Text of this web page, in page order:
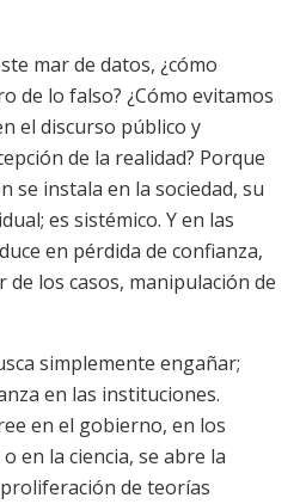
mar de datos, ¿cómo
de lo falso? ¿Cómo evitamos
el discurso público y
de la realidad? Porque
se instala en la sociedad, su
es sistémico. Y en las
en pérdida de confianza,
los casos, manipulación de
simplemente engañar;
en las instituciones.
en el gobierno, en los
en la ciencia, se abre la
de teorías